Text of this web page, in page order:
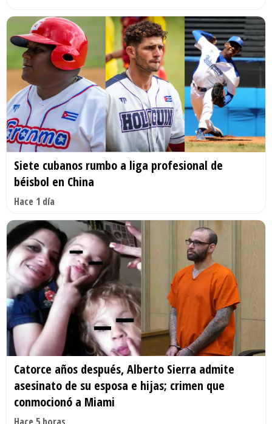
Siete cubanos rumbo a liga profesional de
béisbol en China
Hace 1 día
Catorce años después, Alberto Sierra admite
asesinato de su esposa e hijas; crimen que
conmocionó a Miami
Hace 5 horas